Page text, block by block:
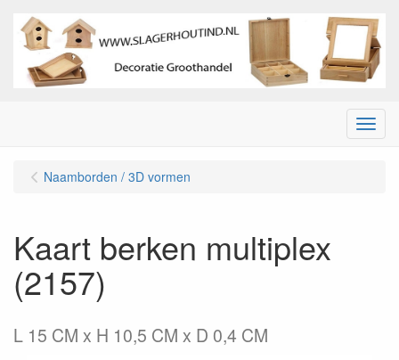
Menu
Naamborden / 3D vormen
Kaart berken multiplex
(2157)
L 15 CM x H 10,5 CM x D 0,4 CM